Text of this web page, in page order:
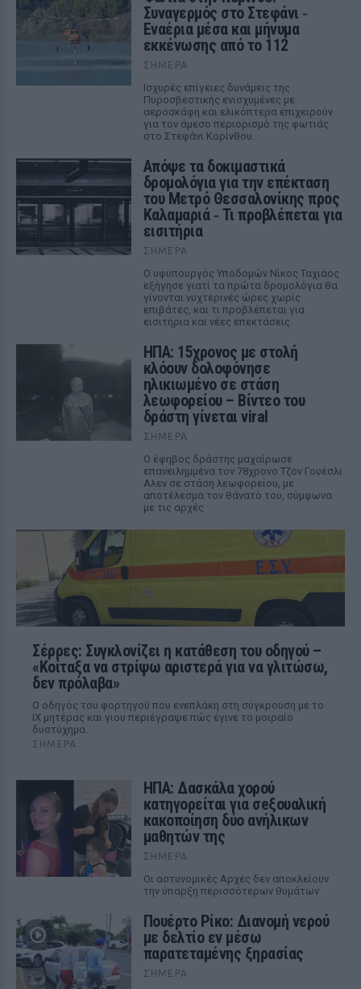
Συναγερμός στο Στεφάνι ‑
Εναέρια μέσα και μήνυμα
εκκένωσης από το 112
ΣΉΜΕΡΑ
Ισχυρές επίγειες δυνάμεις της
Πυροσβεστικής ενισχυμένες με
αεροσκάφη και ελικόπτερα επιχειρούν
για τον άμεσο περιορισμό της φωτιάς
στο Στεφάνι Κορίνθου.
Απόψε τα δοκιμαστικά
δρομολόγια για την επέκταση
του Μετρό Θεσσαλονίκης προς
Καλαμαριά ‑ Τι προβλέπεται για
εισιτήρια
ΣΉΜΕΡΑ
Ο υφυπουργός Υποδομών Νίκος Ταχιάος
εξήγησε γιατί τα πρώτα δρομολόγια θα
γίνονται νυχτερινές ώρες χωρίς
επιβάτες, και τι προβλέπεται για
εισιτήρια και νέες επεκτάσεις.
ΗΠΑ: 15χρονος με στολή
κλόουν δολοφόνησε
ηλικιωμένο σε στάση
λεωφορείου – Βίντεο του
δράστη γίνεται viral
ΣΉΜΕΡΑ
Ο έφηβος δράστης μαχαίρωσε
επανειλημμένα τον 78χρονο Τζον Γουέσλι
Αλεν σε στάση λεωφορείου, με
αποτέλεσμα τον θάνατό του, σύμφωνα
με τις αρχές
Σέρρες: Συγκλονίζει η κατάθεση του οδηγού –
«Κοίταξα να στρίψω αριστερά για να γλιτώσω,
δεν πρόλαβα»
Ο οδηγός του φορτηγού που ενεπλάκη στη σύγκρουση με το
ΙΧ μητέρας και γιου περιέγραψε πώς έγινε το μοιραίο
δυστύχημα.
ΣΉΜΕΡΑ
ΗΠΑ: Δασκάλα χορού
κατηγορείται για σeξουαλική
κακοποίηση δύο ανήλικων
μαθητών της
ΣΉΜΕΡΑ
Οι αστυνομικές Αρχές δεν αποκλείουν
την ύπαρξη περισσότερων θυμάτων
Πουέρτο Ρίκο: Διανομή νερού
με δελτίο εν μέσω
παρατεταμένης ξηρασίας
ΣΉΜΕΡΑ